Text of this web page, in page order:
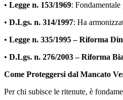
• Legge n. 153/1969:
• D.Lgs. n. 314/1997: Ha
• Legge n. 335/1995 – Riforma
• D.Lgs. n. 276/2003 – Riforma
Come Proteggersi dal Mancato
Per chi subisce le ritenute, è